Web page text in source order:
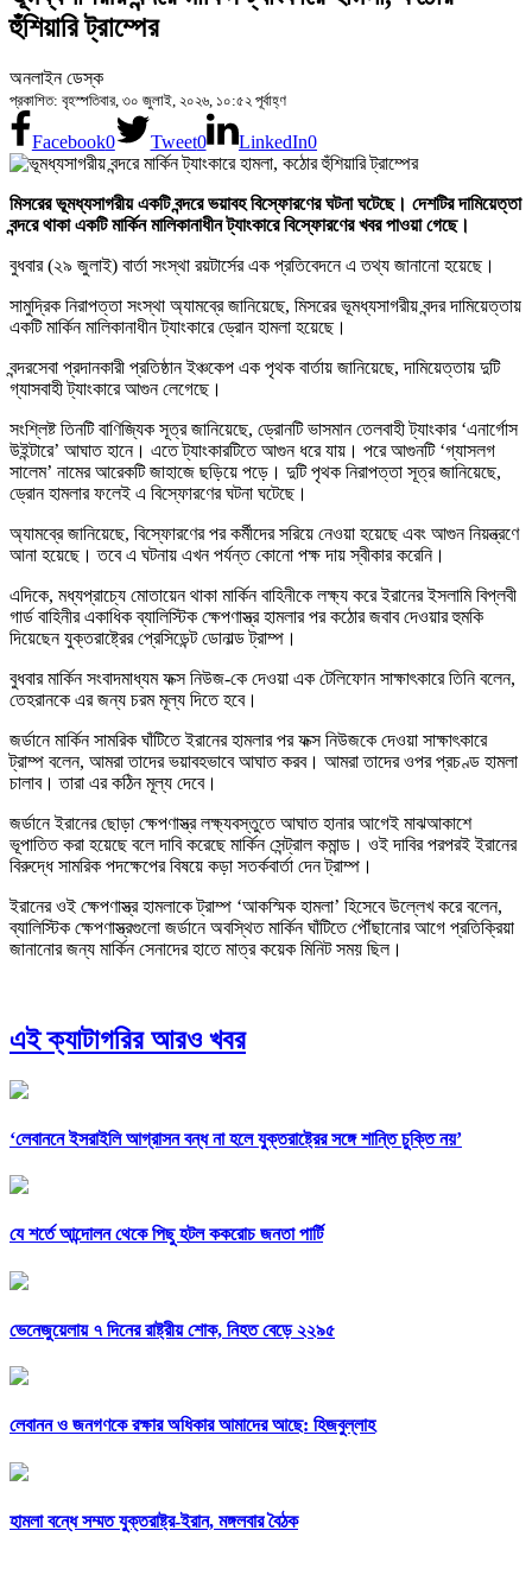
হুঁশিয়ারি ট্রাম্পের
অনলাইন ডেস্ক
প্রকাশিত: বৃহস্পতিবার, ৩০ জুলাই, ২০২৬, ১০:৫২ পূর্বাহ্ণ
Facebook0 Tweet0 LinkedIn0
মিসরের ভূমধ্যসাগরীয় একটি বন্দরে ভয়াবহ বিস্ফোরণের ঘটনা ঘটেছে। দেশটির দামিয়েত্তা
বন্দরে থাকা একটি মার্কিন মালিকানাধীন ট্যাংকারে বিস্ফোরণের খবর পাওয়া গেছে।
বুধবার (২৯ জুলাই) বার্তা সংস্থা রয়টার্সের এক প্রতিবেদনে এ তথ্য জানানো হয়েছে।
সামুদ্রিক নিরাপত্তা সংস্থা অ্যামব্রে জানিয়েছে, মিসরের ভূমধ্যসাগরীয় বন্দর দামিয়েত্তায়
একটি মার্কিন মালিকানাধীন ট্যাংকারে ড্রোন হামলা হয়েছে।
বন্দরসেবা প্রদানকারী প্রতিষ্ঠান ইঞ্চকেপ এক পৃথক বার্তায় জানিয়েছে, দামিয়েত্তায় দুটি
গ্যাসবাহী ট্যাংকারে আগুন লেগেছে।
সংশ্লিষ্ট তিনটি বাণিজ্যিক সূত্র জানিয়েছে, ড্রোনটি ভাসমান তেলবাহী ট্যাংকার ‘এনার্গোস
উইন্টারে’ আঘাত হানে। এতে ট্যাংকারটিতে আগুন ধরে যায়। পরে আগুনটি ‘গ্যাসলগ
সালেম’ নামের আরেকটি জাহাজে ছড়িয়ে পড়ে। দুটি পৃথক নিরাপত্তা সূত্র জানিয়েছে,
ড্রোন হামলার ফলেই এ বিস্ফোরণের ঘটনা ঘটেছে।
অ্যামব্রে জানিয়েছে, বিস্ফোরণের পর কর্মীদের সরিয়ে নেওয়া হয়েছে এবং আগুন নিয়ন্ত্রণে
আনা হয়েছে। তবে এ ঘটনায় এখন পর্যন্ত কোনো পক্ষ দায় স্বীকার করেনি।
এদিকে, মধ্যপ্রাচ্যে মোতায়েন থাকা মার্কিন বাহিনীকে লক্ষ্য করে ইরানের ইসলামি বিপ্লবী
গার্ড বাহিনীর একাধিক ব্যালিস্টিক ক্ষেপণাস্ত্র হামলার পর কঠোর জবাব দেওয়ার হুমকি
দিয়েছেন যুক্তরাষ্ট্রের প্রেসিডেন্ট ডোনাল্ড ট্রাম্প।
বুধবার মার্কিন সংবাদমাধ্যম ফক্স নিউজ-কে দেওয়া এক টেলিফোন সাক্ষাৎকারে তিনি বলেন,
তেহরানকে এর জন্য চরম মূল্য দিতে হবে।
জর্ডানে মার্কিন সামরিক ঘাঁটিতে ইরানের হামলার পর ফক্স নিউজকে দেওয়া সাক্ষাৎকারে
ট্রাম্প বলেন, আমরা তাদের ভয়াবহভাবে আঘাত করব। আমরা তাদের ওপর প্রচণ্ড হামলা
চালাব। তারা এর কঠিন মূল্য দেবে।
জর্ডানে ইরানের ছোড়া ক্ষেপণাস্ত্র লক্ষ্যবস্তুতে আঘাত হানার আগেই মাঝআকাশে
ভূপাতিত করা হয়েছে বলে দাবি করেছে মার্কিন সেন্ট্রাল কমান্ড। ওই দাবির পরপরই ইরানের
বিরুদ্ধে সামরিক পদক্ষেপের বিষয়ে কড়া সতর্কবার্তা দেন ট্রাম্প।
ইরানের ওই ক্ষেপণাস্ত্র হামলাকে ট্রাম্প ‘আকস্মিক হামলা’ হিসেবে উল্লেখ করে বলেন,
ব্যালিস্টিক ক্ষেপণাস্ত্রগুলো জর্ডানে অবস্থিত মার্কিন ঘাঁটিতে পৌঁছানোর আগে প্রতিক্রিয়া
জানানোর জন্য মার্কিন সেনাদের হাতে মাত্র কয়েক মিনিট সময় ছিল।
এই ক্যাটাগরির আরও খবর
‘লেবাননে ইসরাইলি আগ্রাসন বন্ধ না হলে যুক্তরাষ্ট্রের সঙ্গে শান্তি চুক্তি নয়’
যে শর্তে আন্দোলন থেকে পিছু হটল ককরোচ জনতা পার্টি
ভেনেজুয়েলায় ৭ দিনের রাষ্ট্রীয় শোক, নিহত বেড়ে ২২৯৫
লেবানন ও জনগণকে রক্ষার অধিকার আমাদের আছে: হিজবুল্লাহ
হামলা বন্ধে সম্মত যুক্তরাষ্ট্র-ইরান, মঙ্গলবার বৈঠক